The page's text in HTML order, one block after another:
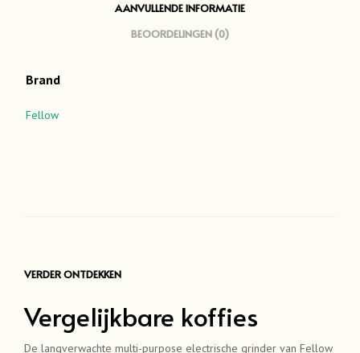
AANVULLENDE INFORMATIE
BEOORDELINGEN (0)
Brand
Fellow
VERDER ONTDEKKEN
Vergelijkbare koffies
De langverwachte multi-purpose electrische grinder van Fellow